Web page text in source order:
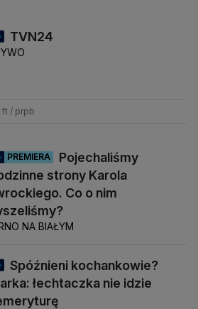
TVN24
ft / prpb
PREMIERA
Pojechaliśmy
strony Karola
Co o nim
NA BIAŁYM
Spóźnieni kochankowie?
łechtaczka nie idzie